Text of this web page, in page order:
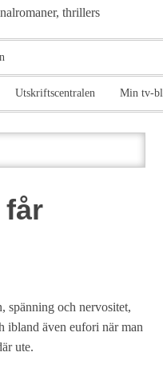
thrillers
Utskriftscentralen Min tv-
får
spänning och nervositet,
ibland även eufori när man
ute.